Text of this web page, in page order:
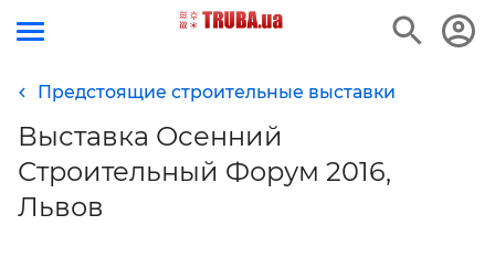
Предстоящие строительные выставки
Выставка Осенний
Строительный Форум 2016,
Львов